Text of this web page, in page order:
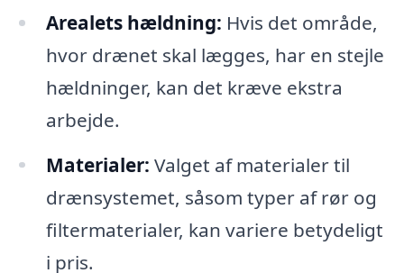
Arealets hældning: Hvis det område,
hvor drænet skal lægges, har en stejle
hældninger, kan det kræve ekstra
arbejde.
Materialer: Valget af materialer til
drænsystemet, såsom typer af rør og
filtermaterialer, kan variere betydeligt
i pris.